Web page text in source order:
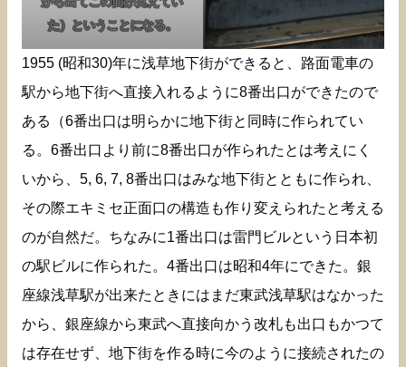
た）ということになる。
1955 (昭和30)年に浅草地下街ができると、路面電車の
駅から地下街へ直接入れるように8番出口ができたので
ある（6番出口は明らかに地下街と同時に作られてい
る。6番出口より前に8番出口が作られたとは考えにく
いから、5, 6, 7, 8番出口はみな地下街とともに作られ、
その際エキミセ正面口の構造も作り変えられたと考える
のが自然だ。ちなみに1番出口は雷門ビルという日本初
の駅ビルに作られた。4番出口は昭和4年にできた。銀
座線浅草駅が出来たときにはまだ東武浅草駅はなかった
から、銀座線から東武へ直接向かう改札も出口もかつて
は存在せず、地下街を作る時に今のように接続されたの